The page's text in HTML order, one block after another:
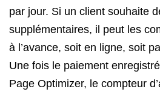
par jour. Si un client souhaite
supplémentaires, il peut les
à l’avance, soit en ligne, soit
Une fois le paiement
Page Optimizer, le compteur